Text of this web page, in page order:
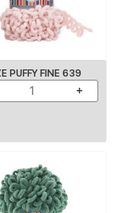
PUFFY FINE 639